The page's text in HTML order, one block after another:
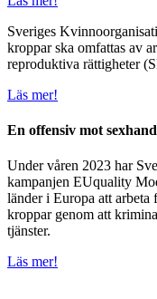
Sveriges
kroppar ska omfattas av
reproduktiva rättigheter
Läs mer!
En offensiv mot
Under våren 2023 har
kampanjen EUquality
länder i Europa att
kroppar genom att
tjänster.
Läs mer!